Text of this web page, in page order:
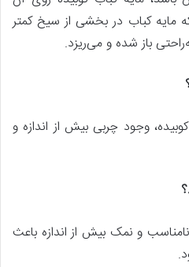
کباب در بخشی از سیخ کمتر
باز شده و می‌ریزد.
وجود چربی بیش‌ از اندازه و
و نمک بیش‌ از اندازه باعث